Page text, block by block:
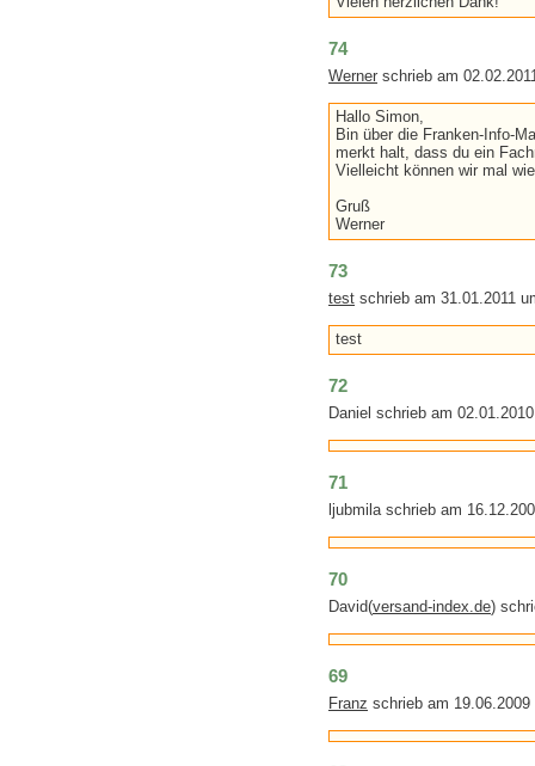
74
Werner schrieb am
Hallo Simon,
Bin über die Franken-Info-
merkt halt, dass du ein
Vielleicht können wir mal
Gruß
Werner
73
test schrieb am 31.01.2011
test
72
Daniel schrieb am
71
ljubmila schrieb am
70
David(versand-index.de)
69
Franz schrieb am 19.06.2009